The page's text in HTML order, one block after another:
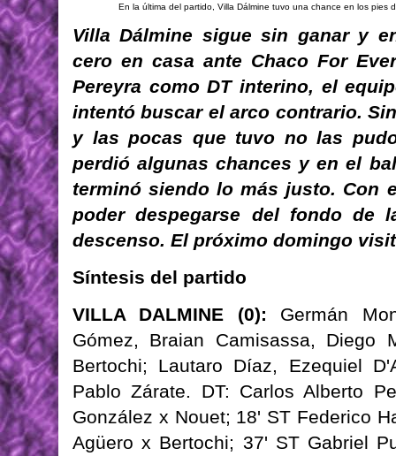
En la última del partido, Villa Dálmine tuvo una chance en los pies
Villa Dálmine sigue sin ganar y
cero en casa ante Chaco For
Pereyra como DT interino, el
intentó buscar el arco contrario.
y las pocas que tuvo no las
perdió algunas chances y en el
terminó siendo lo más justo. Con
poder despegarse del fondo de
descenso. El próximo domingo
Síntesis del partido
VILLA DALMINE (0): Germán
Gómez, Braian Camisassa, Diego
Bertochi; Lautaro Díaz, Ezequiel
Pablo Zárate. DT: Carlos Alberto
González x Nouet; 18' ST Federico
Agüero x Bertochi; 37' ST Gabriel